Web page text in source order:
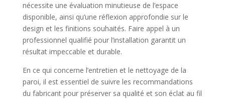
nécessite une évaluation minutieuse de l’espace
disponible, ainsi qu’une réflexion approfondie sur le
design et les finitions souhaités. Faire appel à un
professionnel qualifié pour l’installation garantit un
résultat impeccable et durable.
En ce qui concerne l’entretien et le nettoyage de la
paroi, il est essentiel de suivre les recommandations
du fabricant pour préserver sa qualité et son éclat au fil